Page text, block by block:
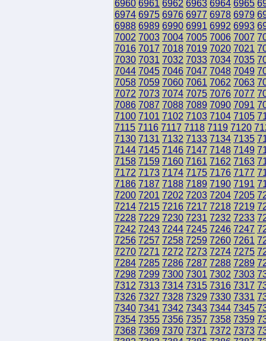
6960 6961 6962 6963 6964 6965
6974 6975 6976 6977 6978 6979
6988 6989 6990 6991 6992 6993
7002 7003 7004 7005 7006 7007
7016 7017 7018 7019 7020 7021
7030 7031 7032 7033 7034 7035
7044 7045 7046 7047 7048 7049
7058 7059 7060 7061 7062 7063
7072 7073 7074 7075 7076 7077
7086 7087 7088 7089 7090 7091
7100 7101 7102 7103 7104 7105
7115 7116 7117 7118 7119 7120
7130 7131 7132 7133 7134 7135
7144 7145 7146 7147 7148 7149
7158 7159 7160 7161 7162 7163
7172 7173 7174 7175 7176 7177
7186 7187 7188 7189 7190 7191
7200 7201 7202 7203 7204 7205
7214 7215 7216 7217 7218 7219
7228 7229 7230 7231 7232 7233
7242 7243 7244 7245 7246 7247
7256 7257 7258 7259 7260 7261
7270 7271 7272 7273 7274 7275
7284 7285 7286 7287 7288 7289
7298 7299 7300 7301 7302 7303
7312 7313 7314 7315 7316 7317
7326 7327 7328 7329 7330 7331
7340 7341 7342 7343 7344 7345
7354 7355 7356 7357 7358 7359
7368 7369 7370 7371 7372 7373